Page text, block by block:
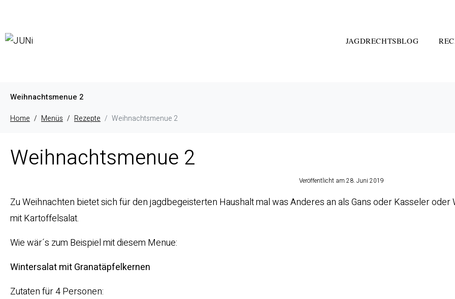
JAGDRECHTSBLOG
Weihnachtsmenue 2
Home Menüs Rezepte Weihnachtsmenue 2
Weihnachtsmenue 2
Veröffentlicht am 28. Juni 2019
Zu Weihnachten bietet sich für den jagdbegeisterten Haushalt mal was Anderes an als Gans oder Kasseler oder
mit Kartoffelsalat.
Wie wär´s zum Beispiel mit diesem Menue:
Wintersalat mit Granatäpfelkernen
Zutaten für 4 Personen: